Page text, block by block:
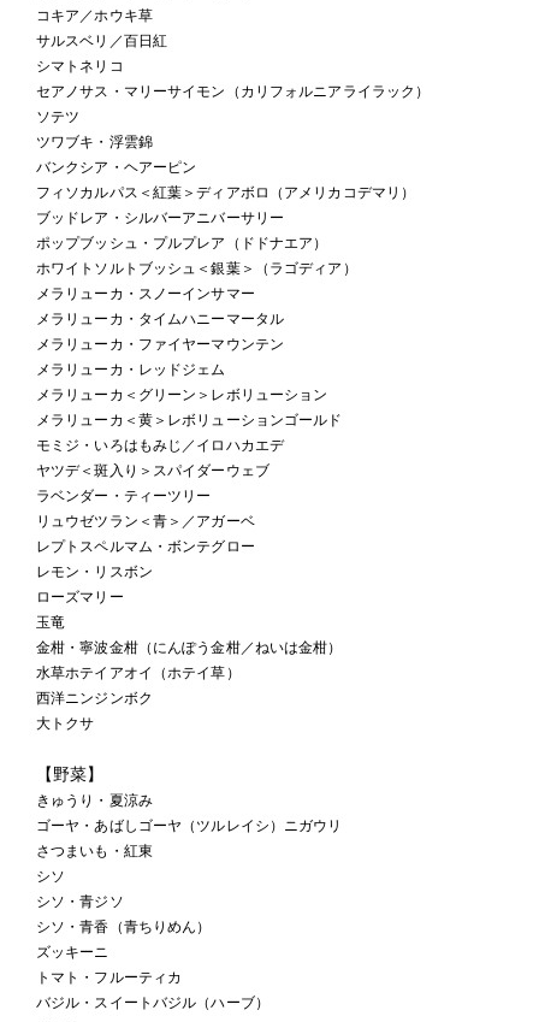
コキア／ホウキ草
サルスベリ／百日紅
シマトネリコ
セアノサス・マリーサイモン（カリフォルニアライラック）
ソテツ
ツワブキ・浮雲錦
バンクシア・ヘアーピン
フィソカルパス＜紅葉＞ディアボロ（アメリカコデマリ）
ブッドレア・シルバーアニバーサリー
ポップブッシュ・プルプレア（ドドナエア）
ホワイトソルトブッシュ＜銀葉＞（ラゴディア）
メラリューカ・スノーインサマー
メラリューカ・タイムハニーマータル
メラリューカ・ファイヤーマウンテン
メラリューカ・レッドジェム
メラリューカ＜グリーン＞レボリューション
メラリューカ＜黄＞レボリューションゴールド
モミジ・いろはもみじ／イロハカエデ
ヤツデ＜斑入り＞スパイダーウェブ
ラベンダー・ティーツリー
リュウゼツラン＜青＞／アガーベ
レプトスペルマム・ボンテグロー
レモン・リスボン
ローズマリー
玉竜
金柑・寧波金柑（にんぽう金柑／ねいは金柑）
水草ホテイアオイ（ホテイ草）
西洋ニンジンボク
大トクサ
【野菜】
きゅうり・夏涼み
ゴーヤ・あばしゴーヤ（ツルレイシ）ニガウリ
さつまいも・紅東
シソ
シソ・青ジソ
シソ・青香（青ちりめん）
ズッキーニ
トマト・フルーティカ
バジル・スイートバジル（ハーブ）